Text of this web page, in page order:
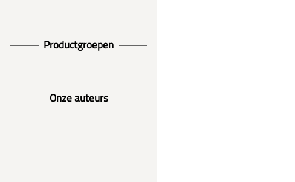
Productgroepen
Onze auteurs